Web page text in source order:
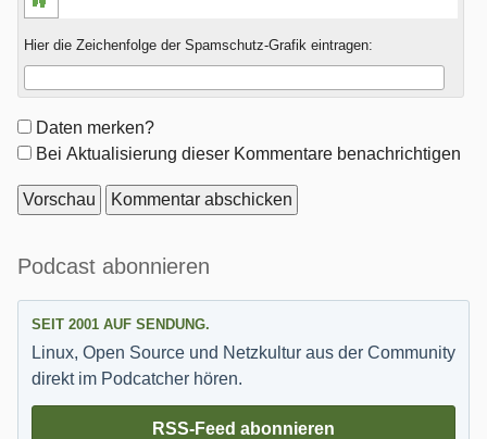
Hier die Zeichenfolge der Spamschutz-Grafik eintragen:
Formular-
Optionen
Daten merken?
Bei Aktualisierung dieser Kommentare benachrichtigen
Seitenleiste
Podcast abonnieren
SEIT 2001 AUF SENDUNG.
Linux, Open Source und Netzkultur aus der Community
direkt im Podcatcher hören.
RSS-Feed abonnieren